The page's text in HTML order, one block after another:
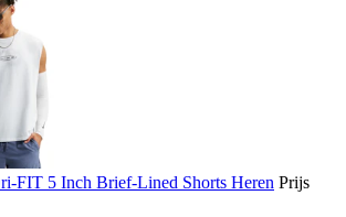
FIT 5 Inch Brief-Lined Shorts Heren Prijs